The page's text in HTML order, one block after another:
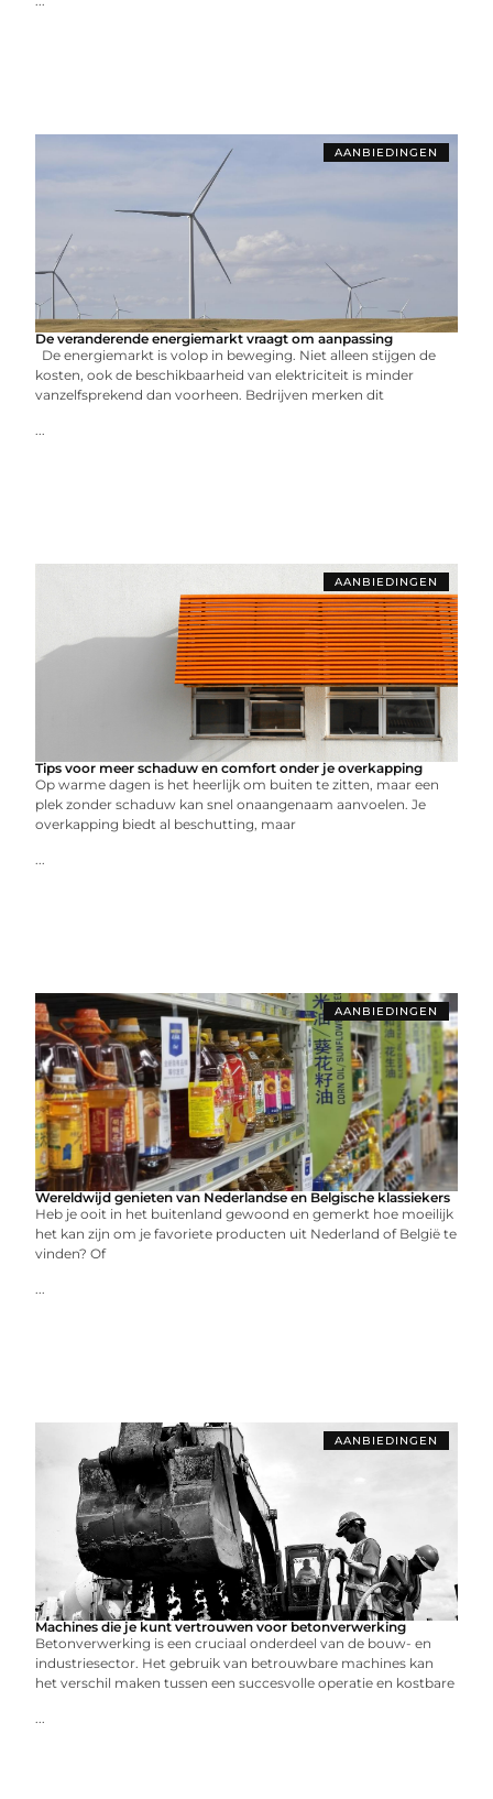
AANBIEDINGEN
De veranderende energiemarkt vraagt om aanpassing
De energiemarkt is volop in beweging. Niet alleen stijgen de
kosten, ook de beschikbaarheid van elektriciteit is minder
vanzelfsprekend dan voorheen. Bedrijven merken dit
...
AANBIEDINGEN
Tips voor meer schaduw en comfort onder je overkapping
Op warme dagen is het heerlijk om buiten te zitten, maar een
plek zonder schaduw kan snel onaangenaam aanvoelen. Je
overkapping biedt al beschutting, maar
...
AANBIEDINGEN
Wereldwijd genieten van Nederlandse en Belgische klassiekers
Heb je ooit in het buitenland gewoond en gemerkt hoe moeilijk
het kan zijn om je favoriete producten uit Nederland of België te
vinden? Of
...
AANBIEDINGEN
Machines die je kunt vertrouwen voor betonverwerking
Betonverwerking is een cruciaal onderdeel van de bouw- en
industriesector. Het gebruik van betrouwbare machines kan
het verschil maken tussen een succesvolle operatie en kostbare
...